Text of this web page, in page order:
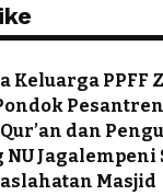
Keluarga PPFF
dan
Masjid